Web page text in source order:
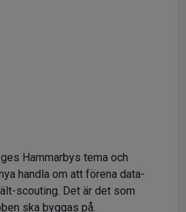
Hammarbys tema och
handla om att förena data-
scouting. Det är det som
ska byggas på.